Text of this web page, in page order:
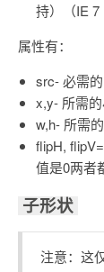
持）（IE 7
属性有：
src- 必需
x,y- 所需的
w,h- 所需
flipH,
值是0两者
子形状
注意：这